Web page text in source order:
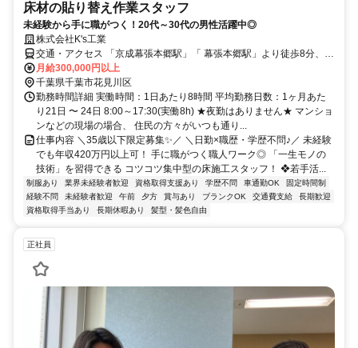
床材の貼り替え作業スタッフ
未経験から手に職がつく！20代～30代の男性活躍中◎
株式会社K's工業
交通・アクセス 「京成幕張本郷駅」「 幕張本郷駅」より徒歩8分、
「京成大久保駅」より徒歩21分
月給300,000円以上
千葉県千葉市花見川区
勤務時間詳細 実働時間：1日あたり8時間 平均勤務日数：1ヶ月あた
り21日 〜 24日 8:00～17:30(実働8h) ★夜勤はありません★ マンショ
ンなどの現場の場合、 住民の方々がいつも通り...
仕事内容 ＼35歳以下限定募集✨／ ＼日勤×職歴・学歴不問♪／ 未経験
でも年収420万円以上可！ 手に職がつく職人ワーク◎ 「一生モノの
技術」を習得できる コツコツ集中型の床施工スタッフ！ ❖若手活...
制服あり 業界未経験者歓迎 資格取得支援あり 学歴不問 車通勤OK
固定時間制
経験不問
未経験者歓迎 午前 夕方 賞与あり ブランクOK 交通費支給
長期歓迎
資格取得手当あり
長期休暇あり 髪型・髪色自由
正社員